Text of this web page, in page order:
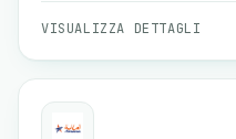
VISUALIZZA DETTAGLI